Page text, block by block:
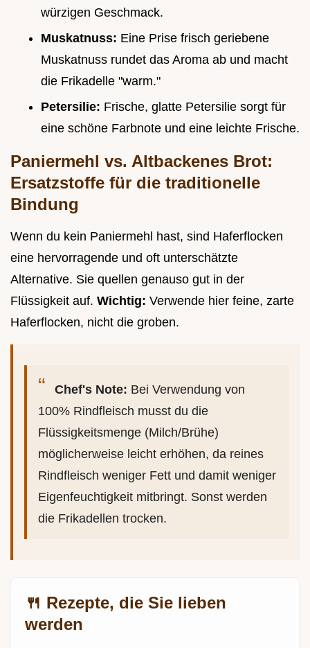
würzigen Geschmack.
Muskatnuss: Eine Prise frisch geriebene
Muskatnuss rundet das Aroma ab und macht
die Frikadelle "warm."
Petersilie: Frische, glatte Petersilie sorgt für
eine schöne Farbnote und eine leichte Frische.
Paniermehl vs. Altbackenes Brot:
Ersatzstoffe für die traditionelle
Bindung
Wenn du kein Paniermehl hast, sind Haferflocken
eine hervorragende und oft unterschätzte
Alternative. Sie quellen genauso gut in der
Flüssigkeit auf. Wichtig: Verwende hier feine, zarte
Haferflocken, nicht die groben.
Chef's Note: Bei Verwendung von
100% Rindfleisch musst du die
Flüssigkeitsmenge (Milch/Brühe)
möglicherweise leicht erhöhen, da reines
Rindfleisch weniger Fett und damit weniger
Eigenfeuchtigkeit mitbringt. Sonst werden
die Frikadellen trocken.
🍴 Rezepte, die Sie lieben
werden